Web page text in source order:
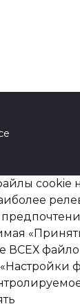
cookie
ВСЕХ